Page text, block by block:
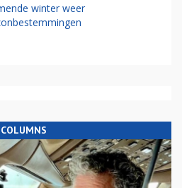
winter weer
COLUMNS